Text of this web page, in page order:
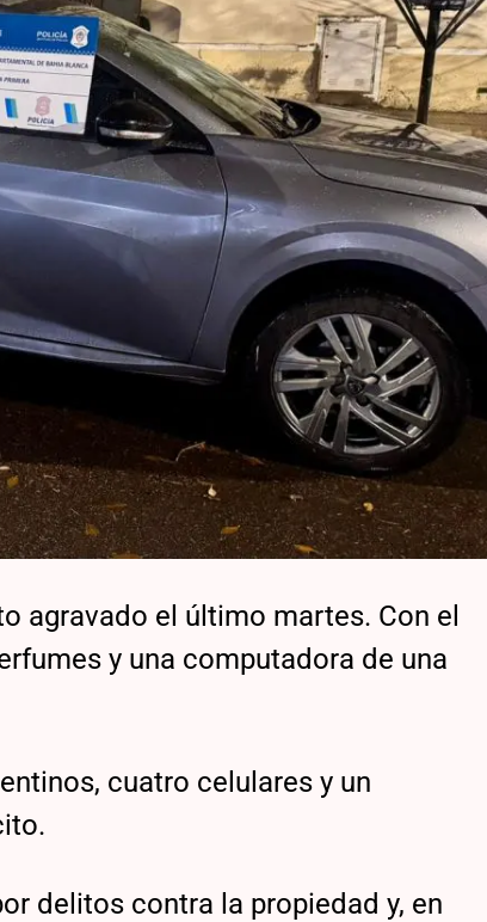
agravado el último martes. Con el
y una computadora de una
cuatro celulares y un
delitos contra la propiedad y, en